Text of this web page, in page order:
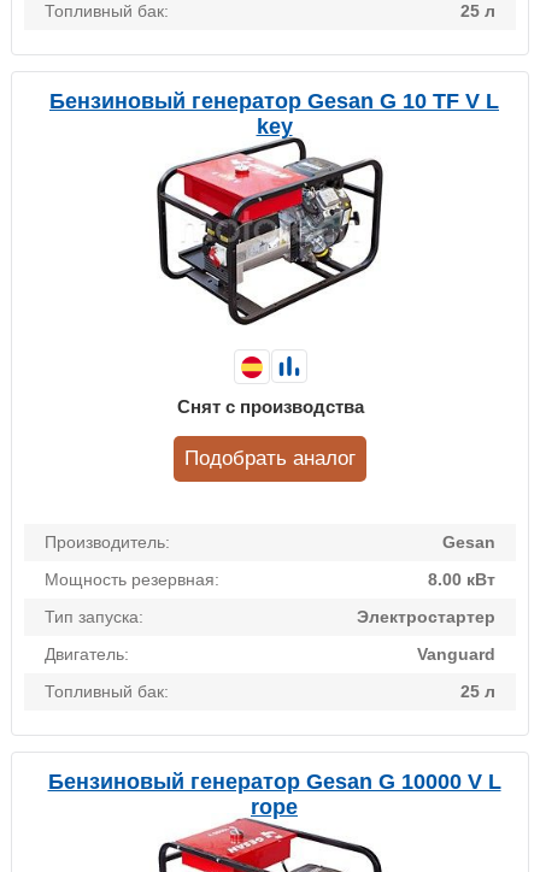
Топливный бак:
25 л
Бензиновый генератор Gesan G 10 TF V L
key
Производитель:
Gesan
Мощность резервная:
8.00 кВт
Тип запуска:
Электростартер
Двигатель:
Vanguard
Топливный бак:
25 л
Снят с производства
Подобрать аналог
Бензиновый генератор Gesan G 10000 V L
rope